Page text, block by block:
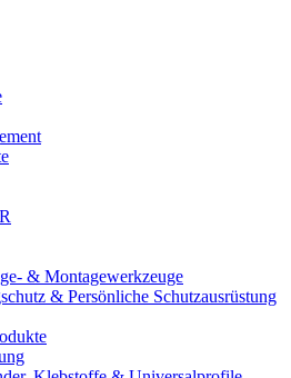
& Montagewerkzeuge
& Persönliche Schutzausrüstung